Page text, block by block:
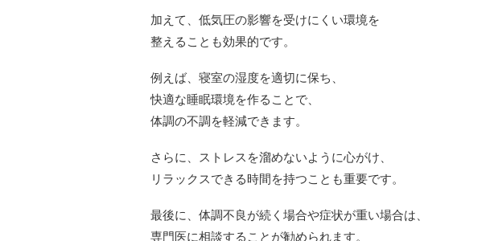
加えて、低気圧の影響を受けにくい環境を
整えることも効果的です。
例えば、寝室の湿度を適切に保ち、
快適な睡眠環境を作ることで、
体調の不調を軽減できます。
さらに、ストレスを溜めないように心がけ、
リラックスできる時間を持つことも重要です。
最後に、体調不良が続く場合や症状が重い場合は、
専門医に相談することが勧められます。